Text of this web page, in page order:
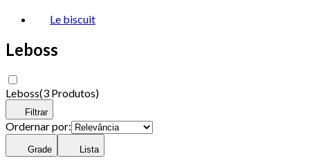
Le biscuit
Leboss
Leboss(3 Produtos)
Filtrar
Ordernar por:
Grade Lista